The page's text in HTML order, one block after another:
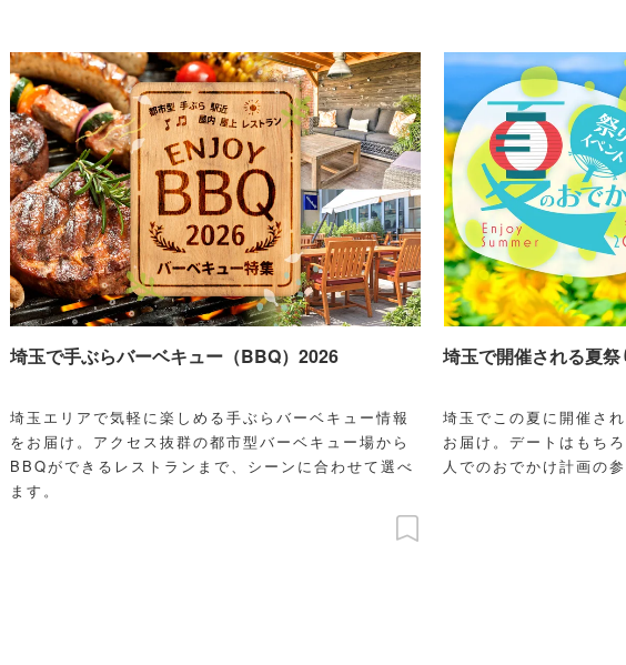
埼玉で手ぶらバーベキュー（BBQ）2026
埼玉エリアで気軽に楽しめる手ぶらバーベキュー情報
をお届け。アクセス抜群の都市型バーベキュー場から
BBQができるレストランまで、シーンに合わせて選べ
ます。
埼玉で開催される夏
埼玉でこの夏に開催さ
お届け。デートはもち
人でのおでかけ計画の